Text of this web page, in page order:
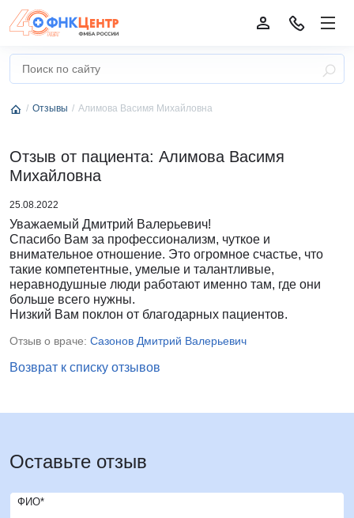
Отзывы Алимова Васимя Михайловна
Отзыв от пациента: Алимова Васимя
Михайловна
25.08.2022
Уважаемый Дмитрий Валерьевич!
Спасибо Вам за профессионализм, чуткое и
внимательное отношение. Это огромное счастье, что
такие компетентные, умелые и талантливые,
неравнодушные люди работают именно там, где они
больше всего нужны.
Низкий Вам поклон от благодарных пациентов.
Отзыв о враче: Сазонов Дмитрий Валерьевич
Возврат к списку отзывов
Оставьте отзыв
ФИО*